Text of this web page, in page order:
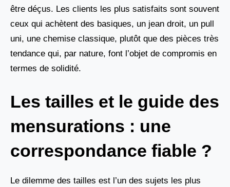
être déçus. Les clients les plus satisfaits sont souvent
ceux qui achètent des basiques, un jean droit, un pull
uni, une chemise classique, plutôt que des pièces très
tendance qui, par nature, font l’objet de compromis en
termes de solidité.
Les tailles et le guide des
mensurations : une
correspondance fiable ?
Le dilemme des tailles est l’un des sujets les plus